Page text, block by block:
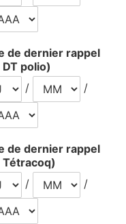
de dernier rappel
DT polio)
/
/
de dernier rappel
Tétracoq)
/
/